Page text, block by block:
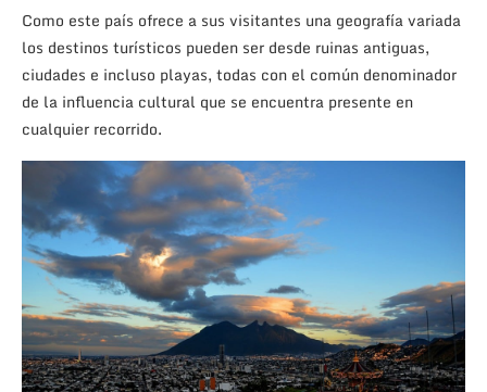
Como este país ofrece a sus visitantes una geografía variada
los destinos turísticos pueden ser desde ruinas antiguas,
ciudades e incluso playas, todas con el común denominador
de la influencia cultural que se encuentra presente en
cualquier recorrido.